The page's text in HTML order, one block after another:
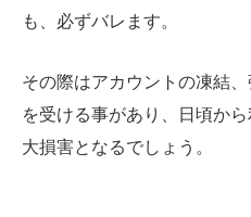
も、必ずバレます。
その際はアカウントの凍結
を受ける事があり、日頃か
大損害となるでしょう。